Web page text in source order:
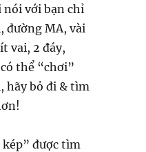
nói với bạn chỉ
đường MA, vài
vai, 2 đáy,
thể “chơi”
hãy bỏ đi & tìm
kép” được tìm